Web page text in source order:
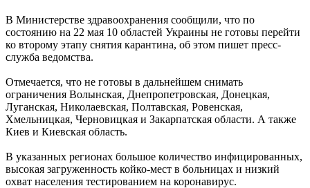
В Министерстве здравоохранения сообщили, что по
состоянию на 22 мая 10 областей Украины не готовы перейти
ко второму этапу снятия карантина, об этом пишет пресс-
служба ведомства.
Отмечается, что не готовы в дальнейшем снимать
ограничения Волынская, Днепропетровская, Донецкая,
Луганская, Николаевская, Полтавская, Ровенская,
Хмельницкая, Черновицкая и Закарпатская области. А также
Киев и Киевская область.
В указанных регионах большое количество инфицированных,
высокая загруженность койко-мест в больницах и низкий
охват населения тестированием на коронавирус.